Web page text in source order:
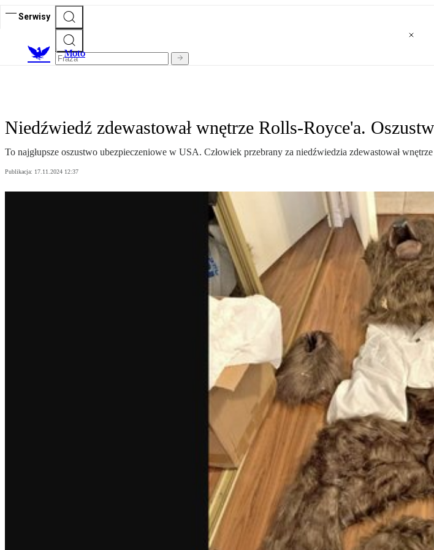
Serwisy
Moto
Niedźwiedź zdewastował wnętrze Rolls-Royce'a.
To najgłupsze oszustwo ubezpieczeniowe w USA. Człowiek przebrany za niedźwiedzia zdewastował
Publikacja: 17.11.2024 12:37